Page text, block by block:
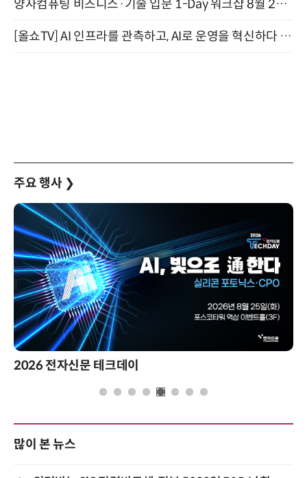
양자컴퓨팅 비즈니스·기술 입문 1-Day 워크샵 8월 28일 개최
[올쇼TV] AI 인프라를 관측하고, AI로 운영을 혁신하다 (8월 11일 생방송)
주요 행사 ❯
2026 전자신문 테크데이
많이 본 뉴스